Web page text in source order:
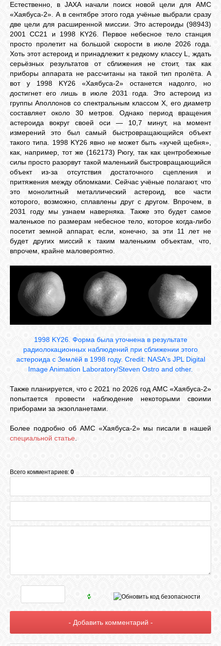
Естественно, в JAXA начали поиск новой цели для АМС
«Хаябуса-2». А в сентябре этого года учёные выбрали сразу
две цели для расширенной миссии. Это астероиды (98943)
2001 CC21 и 1998 KY26. Первое небесное тело станция
просто пролетит на большой скорости в июле 2026 года.
Хоть этот астероид и принадлежит к редкому классу L, ждать
серьёзных результатов от сближения не стоит, так как
приборы аппарата не рассчитаны на такой тип пролёта. А
вот у 1998 KY26 «Хаябуса-2» останется надолго, но
достигнет его лишь в июле 2031 года. Это астероид из
группы Аполлонов со спектральным классом Х, его диаметр
составляет около 30 метров. Однако период вращения
астероида вокруг своей оси — 10,7 минут, на момент
измерений это был самый быстровращающийся объект
такого типа. 1998 KY26 явно не может быть «кучей щебня»,
как, например, тот же (162173) Рюгу, так как центробежные
силы просто разорвут такой маленький быстровращающийся
объект из-за отсутствия достаточного сцепления и
притяжения между обломками. Сейчас учёные полагают, что
это монолитный металлический астероид, все части
которого, возможно, сплавлены друг с другом. Впрочем, в
2031 году мы узнаем наверняка. Также это будет самое
маленькое по размерам небесное тело, которое когда-либо
посетит земной аппарат, если, конечно, за эти 11 лет не
будет других миссий к таким маленьким объектам, что,
впрочем, крайне маловероятно.
1998 KY26. Форма была уточнена в результате
радиолокационных наблюдений при сближении этого
астероида с Землёй в 1998 году. Credit: NASA's JPL Digital
Image Animation Laboratory/Steven Ostro and other.
Также планируется, что с 2021 по 2026 год АМС «Хаябуса-2»
попытается провести наблюдение некоторыми своими
приборами за экзопланетами.
Более подробно об АМС «Хаябуса-2» мы писали в нашей
специальной статье
Всего комментариев: 0